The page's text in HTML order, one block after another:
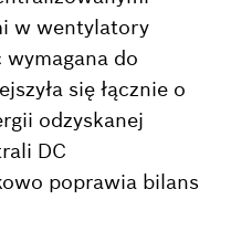
w wentylatory
do
się łącznie o
odzyskanej
DC
poprawia bilans